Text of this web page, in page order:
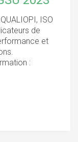
ISO
de
et
: